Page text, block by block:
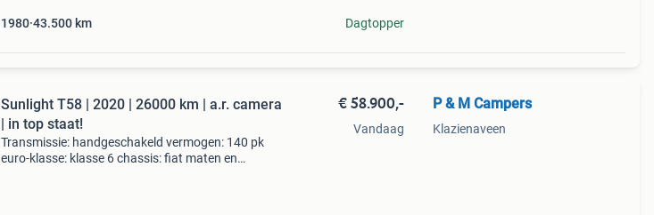
1980 43.500 km Dagtopper
Sunlight T58 | 2020 | 26000 km | a.r. camera
| in top staat!
Transmissie: handgeschakeld vermogen: 140 pk
euro-klasse: klasse 6 chassis: fiat maten en
€ 58.900,-
Vandaag
P & M Campers
Klazienaveen